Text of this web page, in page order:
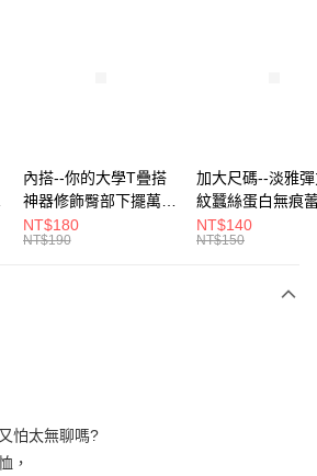
台灣大哥大用戶可立即使用無須另外申請。
擇欲分期的期數、繳款截止日，確認付款後即完
費用金額請依後續交易確認頁面所載為準。
前往確認交易或遇審核未通過，訂單將自動取
】
商品之後才付款」的支付方式。 讓您購物簡單
不需綁卡、不需儲值。
內搭--你的大學T疊搭
神器修飾臀部下擺萬用
內搭裙/遮臀裙(黑2L-
6L)-Q155眼圈熊中大
NT$180
NT$190
加大尺碼--淡雅
紋蠶絲蛋白無痕
角內褲(白.粉.藍.
3L)-L28眼圈熊中
NT$140
NT$150
怕太無聊嗎?
，